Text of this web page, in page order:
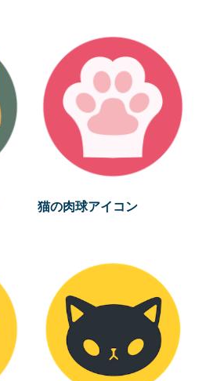
猫の肉球アイコン